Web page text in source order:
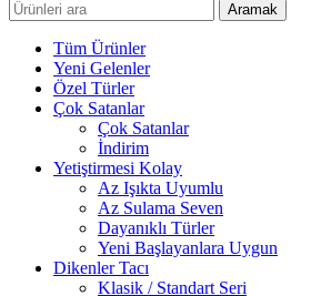
Aramak
Tüm Ürünler
Yeni Gelenler
Özel Türler
Çok Satanlar
Çok Satanlar
İndirim
Yetiştirmesi Kolay
Az Işıkta Uyumlu
Az Sulama Seven
Dayanıklı Türler
Yeni Başlayanlara Uygun
Dikenler Tacı
Klasik / Standart Seri